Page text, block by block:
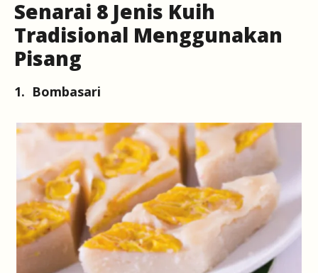
Senarai 8 Jenis Kuih
Tradisional Menggunakan
Pisang
1. Bombasari